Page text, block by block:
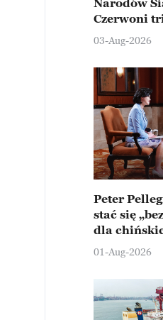
Narodów
Czerwoni
Ningbo
03-Aug-2026
Peter
stać się
dla
Europejskiej
01-Aug-2026